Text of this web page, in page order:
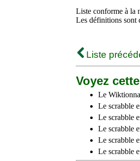
Liste conforme à la
Les définitions sont
Liste
Voyez
Le
Le scrabble
Le scrabble
Le scrabble
Le scrabble
Le scrabble